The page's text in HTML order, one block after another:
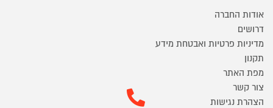
אודות החברה
דרושים
מדיניות פרטיות ואבטחת מידע
תקנון
מפת האתר
צור קשר
הצהרת נגישות